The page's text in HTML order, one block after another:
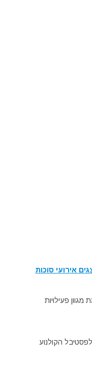
אירועי סוכות
פעילויות
הקולנוע